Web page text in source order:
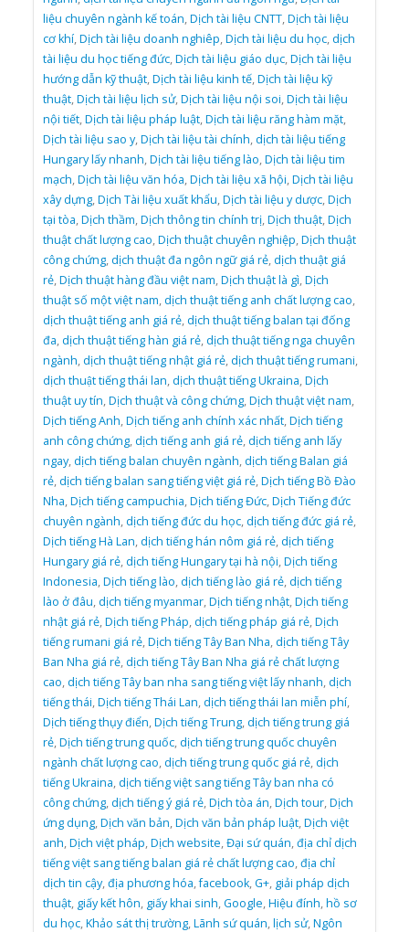
liệu chuyên ngành kế toán,Dịch tài liệu CNTT,Dịch tài liệu
cơ khí,Dịch tài liệu doanh nghiêp,Dịch tài liệu du học,dịch
tài liệu du học tiếng đức,Dịch tài liệu giáo dục,Dịch tài liệu
hướng dẫn kỹ thuật,Dịch tài liệu kinh tế,Dịch tài liệu kỹ
thuật,Dịch tài liệu lịch sử,Dịch tài liệu nội soi,Dịch tài liệu
nội tiết,Dịch tài liệu pháp luật,Dịch tài liệu răng hàm mặt,
Dịch tài liệu sao y,Dịch tài liệu tài chính,dịch tài liệu tiếng
Hungary lấy nhanh,Dịch tài liệu tiếng lào,Dịch tài liệu tim
mạch,Dịch tài liệu văn hóa,Dịch tài liệu xã hội,Dịch tài liệu
xây dựng,Dịch Tài liệu xuất khẩu,Dịch tài liệu y dược,Dịch
tại tòa,Dịch thầm,Dịch thông tin chính trị,Dịch thuật,Dịch
thuật chất lượng cao,Dịch thuật chuyên nghiệp,Dịch thuật
công chứng,dịch thuật đa ngôn ngữ giá rẻ,dịch thuật giá
rẻ,Dịch thuật hàng đầu việt nam,Dịch thuật là gì,Dịch
thuật số một việt nam,dịch thuật tiếng anh chất lượng cao,
dịch thuật tiếng anh giá rẻ,dịch thuật tiếng balan tại đống
đa,dịch thuật tiếng hàn giá rẻ,dịch thuật tiếng nga chuyên
ngành,dịch thuật tiếng nhật giá rẻ,dịch thuật tiếng rumani,
dịch thuật tiếng thái lan,dịch thuật tiếng Ukraina,Dịch
thuật uy tín,Dịch thuật và công chứng,Dịch thuật việt nam,
Dịch tiếng Anh,Dịch tiếng anh chính xác nhất,Dịch tiếng
anh công chứng,dịch tiếng anh giá rẻ,dịch tiếng anh lấy
ngay,dịch tiếng balan chuyên ngành,dịch tiếng Balan giá
rẻ,dịch tiếng balan sang tiếng việt giá rẻ,Dịch tiếng Bồ Đào
Nha,Dịch tiếng campuchia,Dịch tiếng Đức,Dịch Tiếng đức
chuyên ngành,dịch tiếng đức du học,dịch tiếng đức giá rẻ,
Dịch tiếng Hà Lan,dịch tiếng hán nôm giá rẻ,dịch tiếng
Hungary giá rẻ,dịch tiếng Hungary tại hà nội,Dịch tiếng
Indonesia,Dịch tiếng lào,dịch tiếng lào giá rẻ,dịch tiếng
lào ở đâu,dịch tiếng myanmar,Dịch tiếng nhật,Dịch tiếng
nhật giá rẻ,Dịch tiếng Pháp,dịch tiếng pháp giá rẻ,Dịch
tiếng rumani giá rẻ,Dịch tiếng Tây Ban Nha,dịch tiếng Tây
Ban Nha giá rẻ,dịch tiếng Tây Ban Nha giá rẻ chất lượng
cao,dịch tiếng Tây ban nha sang tiếng việt lấy nhanh,dịch
tiếng thái,Dịch tiếng Thái Lan,dịch tiếng thái lan miễn phí,
Dịch tiếng thụy điển,Dịch tiếng Trung,dịch tiếng trung giá
rẻ,Dịch tiếng trung quốc,dịch tiếng trung quốc chuyên
ngành chất lượng cao,dịch tiếng trung quốc giá rẻ,dịch
tiếng Ukraina,dịch tiếng việt sang tiếng Tây ban nha có
công chứng,dịch tiếng ý giá rẻ,Dịch tòa án,Dịch tour,Dịch
ứng dụng,Dịch văn bản,Dịch văn bản pháp luật,Dịch việt
anh,Dịch việt pháp,Dịch website,Đại sứ quán,địa chỉ dịch
tiếng việt sang tiếng balan giá rẻ chất lượng cao,địa chỉ
dịch tin cậy,địa phương hóa,facebook,G+, giải pháp dịch
thuật, giấy kết hôn, giấy khai sinh,Google,Hiệu đính,hồ sơ
du học,Khảo sát thị trường,Lãnh sứ quán,lịch sử,Ngôn